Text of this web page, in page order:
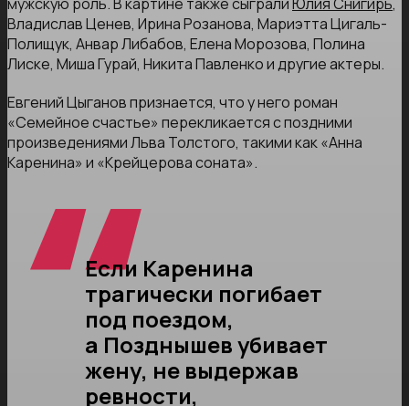
мужскую роль. В картине также сыгралиЮлия Снигирь,
Владислав Ценев, Ирина Розанова, Мариэтта Цигаль-
Полищук, Анвар Либабов, Елена Морозова, Полина
Лиске, Миша Гурай, Никита Павленко и другие актеры.
Евгений Цыганов признается, что у него роман
«Семейное счастье» перекликается с поздними
произведениями Льва Толстого, такими как «Анна
Каренина» и «Крейцерова соната».
Если Каренина
трагически погибает
под поездом,
а Позднышев убивает
жену, не выдержав
ревности,